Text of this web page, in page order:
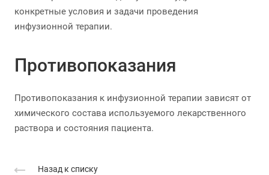
конкретные условия и задачи проведения
инфузионной терапии.
Противопоказания
Противопоказания к инфузионной терапии зависят от
химического состава используемого лекарственного
раствора и состояния пациента.
Назад к списку